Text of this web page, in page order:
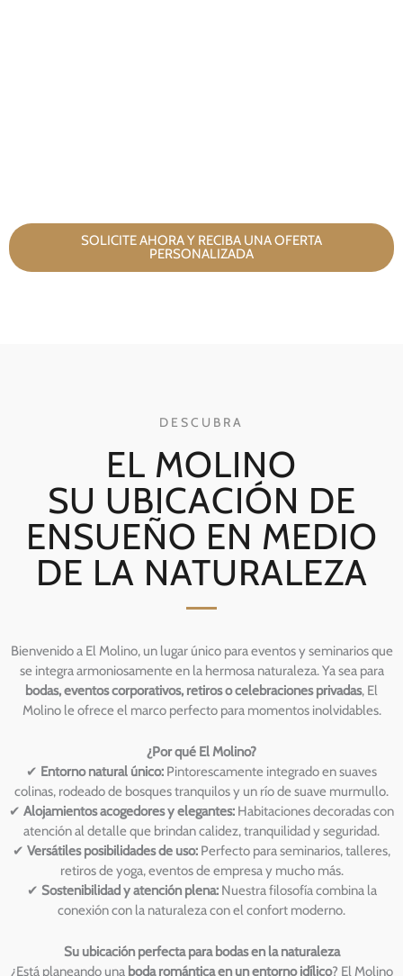
SOLICITE AHORA Y RECIBA UNA OFERTA
PERSONALIZADA
DESCUBRA
EL MOLINO
SU UBICACIÓN DE
ENSUEÑO EN MEDIO
DE LA NATURALEZA
Bienvenido a El Molino, un lugar único para eventos y seminarios que
se integra armoniosamente en la hermosa naturaleza. Ya sea para
bodas, eventos corporativos, retiros o celebraciones privadas, El
Molino le ofrece el marco perfecto para momentos inolvidables.
¿Por qué El Molino?
✔ Entorno natural único: Pintorescamente integrado en suaves
colinas, rodeado de bosques tranquilos y un río de suave murmullo.
✔ Alojamientos acogedores y elegantes: Habitaciones decoradas con
atención al detalle que brindan calidez, tranquilidad y seguridad.
✔ Versátiles posibilidades de uso: Perfecto para seminarios, talleres,
retiros de yoga, eventos de empresa y mucho más.
✔ Sostenibilidad y atención plena:Nuestra filosofía combina la
conexión con la naturaleza con el confort moderno.
Su ubicación perfecta para bodas en la naturaleza
¿Está planeando una boda romántica en un entorno idílico? El Molino